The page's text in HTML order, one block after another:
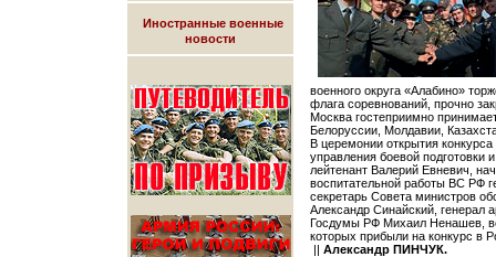
Иностранные военные
новости
военного округа «Алабино»
флага соревнований, прочно
Москва гостеприимно
Белоруссии, Молдавии,
В церемонии открытия
управления боевой
лейтенант Валерий Евневич,
воспитательной работы ВС РФ
секретарь Совета министров
Александр Синайский, генерал
Госдумы РФ Михаил Ненашев,
которых прибыли на конкурс в
|| Александр ПИНЧУК.